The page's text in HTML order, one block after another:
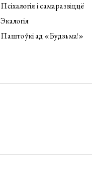
Псіхалогія і самаразвіццё
Экалогія
Паштоўкі ад «Будзьма!»